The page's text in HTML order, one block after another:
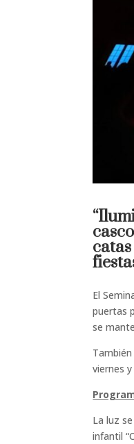
El
puertas
se
viernes
La luz
infantil